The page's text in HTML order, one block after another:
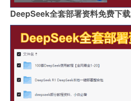
DeepSeek全套部署资料免费下载